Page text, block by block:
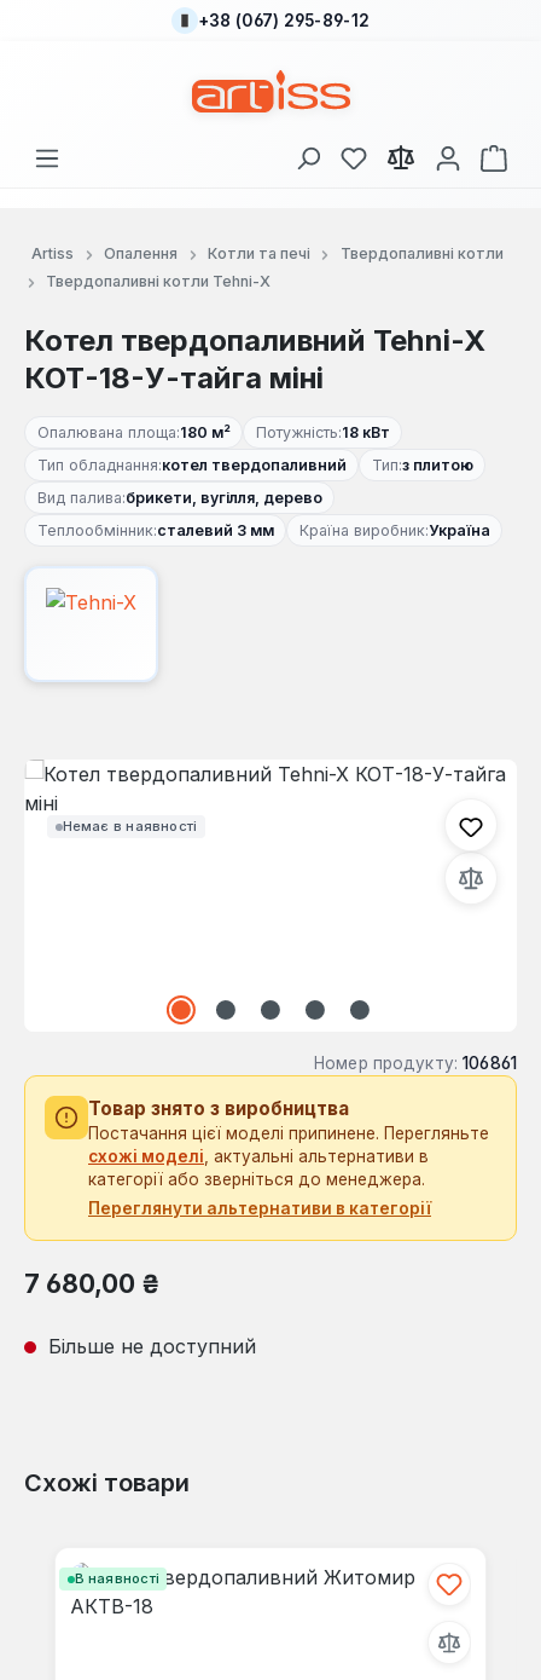
Перейти до основного вмісту
+38 (067) 295-89-12
У вас є 0 у списку
Artiss Опалення Котли та печі
Твердопаливні котли
Твердопаливні котли Tehni-X
Котел твердопаливний Tehni-X
КОТ-18-У-тайга міні
Опалювана площа:180 м² Потужність:18 кВт
Тип обладнання:котел твердопаливний Тип:з плитою
Вид палива:брикети, вугілля, дерево
Теплообмінник:сталевий 3 мм Країна виробник:Україна
Немає в наявності
Пропустити галерею зображень
Номер продукту: 106861
Товар знято з виробництва
Постачання цієї моделі припинене. Перегляньте
схожі моделі, актуальні альтернативи в
категорії або зверніться до менеджера.
Переглянути альтернативи в категорії
Звичайна ціна:
7 680,00 ₴
Більше не доступний
Схожі товари
В наявності